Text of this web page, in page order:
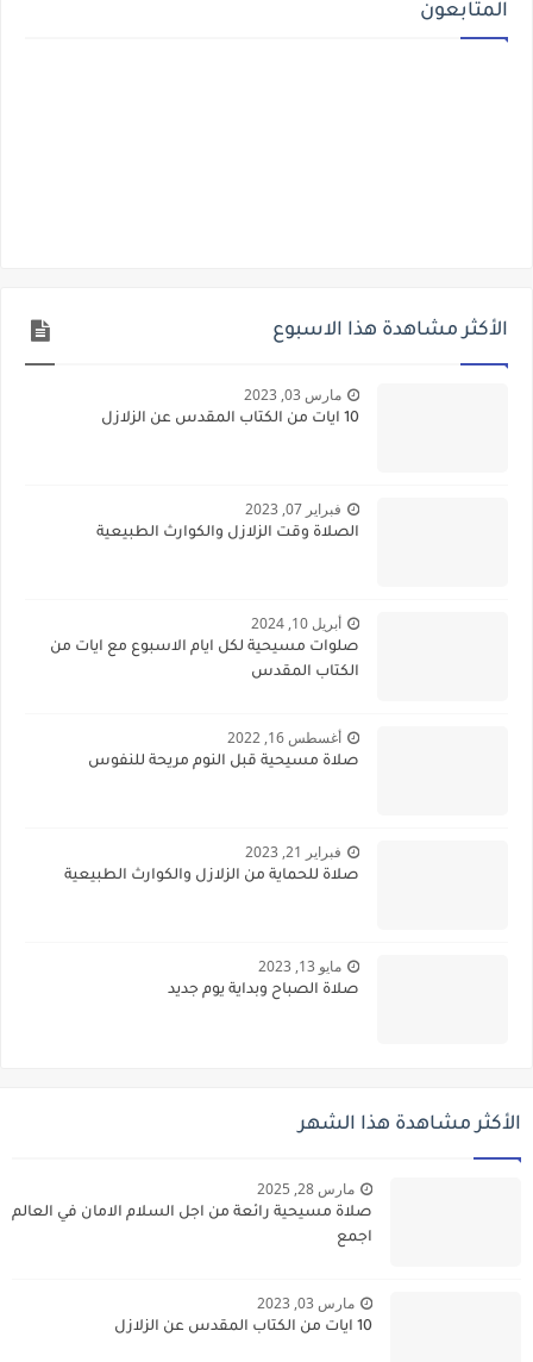
المتابعون
الأكثر مشاهدة هذا الاسبوع
مارس 03, 2023
10 ايات من الكتاب المقدس عن الزلازل
فبراير 07, 2023
الصلاة وقت الزلازل والكوارث الطبيعية
أبريل 10, 2024
صلوات مسيحية لكل ايام الاسبوع مع ايات من
الكتاب المقدس
أغسطس 16, 2022
صلاة مسيحية قبل النوم مريحة للنفوس
فبراير 21, 2023
صلاة للحماية من الزلازل والكوارث الطبيعية
مايو 13, 2023
صلاة الصباح وبداية يوم جديد
الأكثر مشاهدة هذا الشهر
مارس 28, 2025
صلاة مسيحية رائعة من اجل السلام الامان في العالم
اجمع
مارس 03, 2023
10 ايات من الكتاب المقدس عن الزلازل